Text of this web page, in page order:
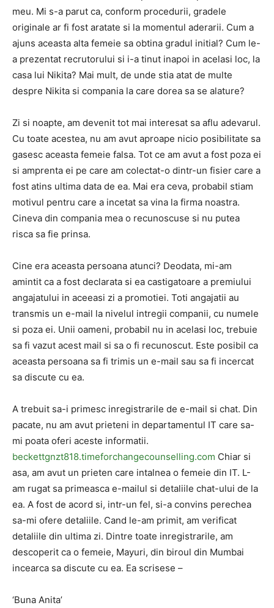
meu. Mi s-a parut ca, conform procedurii, gradele
originale ar fi fost aratate si la momentul aderarii. Cum a
ajuns aceasta alta femeie sa obtina gradul initial? Cum le-
a prezentat recrutorului si i-a tinut inapoi in acelasi loc, la
casa lui Nikita? Mai mult, de unde stia atat de multe
despre Nikita si compania la care dorea sa se alature?
Zi si noapte, am devenit tot mai interesat sa aflu adevarul.
Cu toate acestea, nu am avut aproape nicio posibilitate sa
gasesc aceasta femeie falsa. Tot ce am avut a fost poza ei
si amprenta ei pe care am colectat-o ​​dintr-un fisier care a
fost atins ultima data de ea. Mai era ceva, probabil stiam
motivul pentru care a incetat sa vina la firma noastra.
Cineva din compania mea o recunoscuse si nu putea
risca sa fie prinsa.
Cine era aceasta persoana atunci? Deodata, mi-am
amintit ca a fost declarata si ea castigatoare a premiului
angajatului in aceeasi zi a promotiei. Toti angajatii au
transmis un e-mail la nivelul intregii companii, cu numele
si poza ei. Unii oameni, probabil nu in acelasi loc, trebuie
sa fi vazut acest mail si sa o fi recunoscut. Este posibil ca
aceasta persoana sa fi trimis un e-mail sau sa fi incercat
sa discute cu ea.
A trebuit sa-i primesc inregistrarile de e-mail si chat. Din
pacate, nu am avut prieteni in departamentul IT care sa-
mi poata oferi aceste informatii.
beckettgnzt818.timeforchangecounselling.com Chiar si
asa, am avut un prieten care intalnea o femeie din IT. L-
am rugat sa primeasca e-mailul si detaliile chat-ului de la
ea. A fost de acord si, intr-un fel, si-a convins perechea
sa-mi ofere detaliile. Cand le-am primit, am verificat
detaliile din ultima zi. Dintre toate inregistrarile, am
descoperit ca o femeie, Mayuri, din biroul din Mumbai
incearca sa discute cu ea. Ea scrisese –
‘Buna Anita’